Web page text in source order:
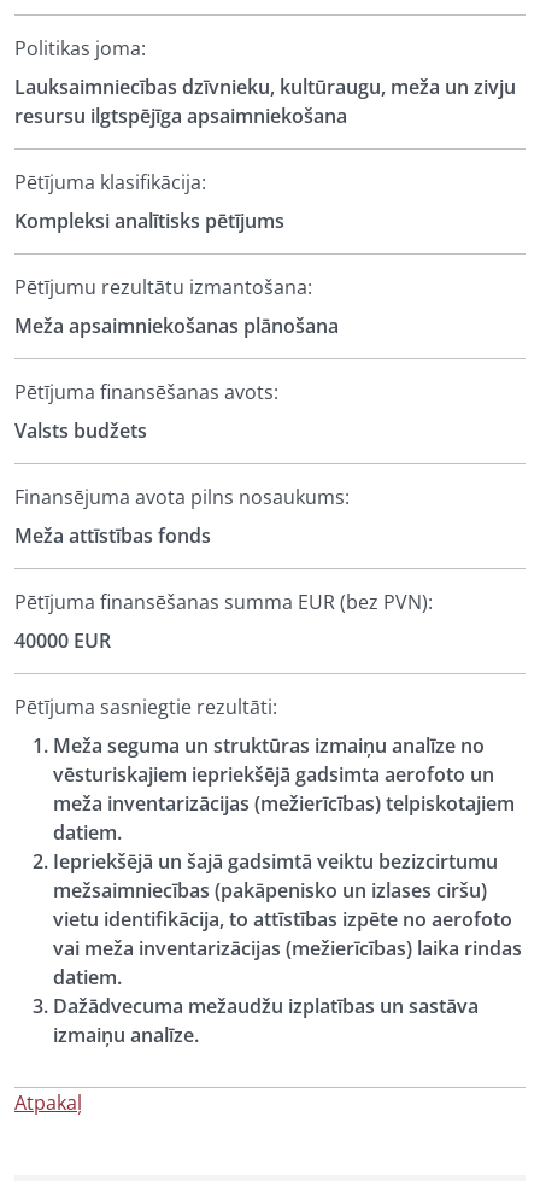
Politikas joma:
Lauksaimniecības dzīvnieku, kultūraugu, meža un zivju
resursu ilgtspējīga apsaimniekošana
Pētījuma klasifikācija:
Kompleksi analītisks pētījums
Pētījumu rezultātu izmantošana:
Meža apsaimniekošanas plānošana
Pētījuma finansēšanas avots:
Valsts budžets
Finansējuma avota pilns nosaukums:
Meža attīstības fonds
Pētījuma finansēšanas summa EUR (bez PVN):
40000 EUR
Pētījuma sasniegtie rezultāti:
Meža seguma un struktūras izmaiņu analīze no
vēsturiskajiem iepriekšējā gadsimta aerofoto un
meža inventarizācijas (mežierīcības) telpiskotajiem
datiem.
Iepriekšējā un šajā gadsimtā veiktu bezizcirtumu
mežsaimniecības (pakāpenisko un izlases ciršu)
vietu identifikācija, to attīstības izpēte no aerofoto
vai meža inventarizācijas (mežierīcības) laika rindas
datiem.
Dažādvecuma mežaudžu izplatības un sastāva
izmaiņu analīze.
Atpakaļ